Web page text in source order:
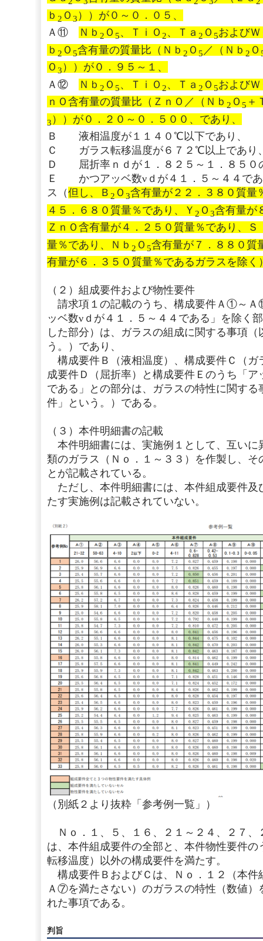
ｂ 2 Ｏ 3 ））が０～０．０５、
Ａ⑪
Ｎｂ 2 Ｏ 5、ＴｉＯ 2、Ｔａ 2 Ｏ 5およびＷ
ｂ 2 Ｏ 5含有量の質量比（Ｎｂ 2 Ｏ 5 ／（Ｎｂ 2 Ｏ
Ｏ 3 ））が０．９５～１、
Ａ⑫
Ｎｂ 2 Ｏ 5、ＴｉＯ 2、Ｔａ 2 Ｏ 5およびＷ
ｎＯ含有量の質量比（ＺｎＯ／（Ｎｂ 2 Ｏ 5 ＋
3 ））が０．２０～０．５００、であり、
Ｂ 液相温度が１１４０℃以下であり、
Ｃ ガラス転移温度が６７２℃以上であり
Ｄ 屈折率ｎｄが１．８２５～１．８５０
Ｅ かつアッベ数νｄが４１．５～４４であ
ス（但し、Ｂ 2 Ｏ 3含有量が２２．３８０質量
４５．６８０質量％であり、Ｙ 2 Ｏ 3含有量が
ＺｎＯ含有量が４．２５０質量％であり、Ｓ
量％であり、Ｎｂ 2 Ｏ 5含有量が７．８８０質
有量が６．３５０質量％であるガラスを除く
（２）組成要件および物性要件
請求項１の記載のうち、構成要件Ａ①～Ａ
ッベ数νｄが４１．５～４４である」を除く
した部分）は、ガラスの組成に関する事項
う。）であり、
構成要件Ｂ（液相温度）、構成要件Ｃ（ガ
成要件Ｄ（屈折率）と構成要件Ｅのうち「ア
である」との部分は、ガラスの特性に関す
件」という。）である。
（３）本件明細書の記載
本件明細書には、実施例１として、互いに
類のガラス（Ｎｏ．１～３３）を作製し、
とが記載されている。
ただし、本件明細書には、本件組成要件及
たす実施例は記載されていない。
（別紙２より抜粋「参考例一覧」）
Ｎｏ．１、５、１６、２１～２４、２７、
は、本件組成要件の全部と、本件物性要件
転移温度）以外の構成要件を満たす。
構成要件ＢおよびＣは、Ｎｏ．１２（本件
Ａ⑦を満たさない）のガラスの特性（数値）
れた事項である。
判旨